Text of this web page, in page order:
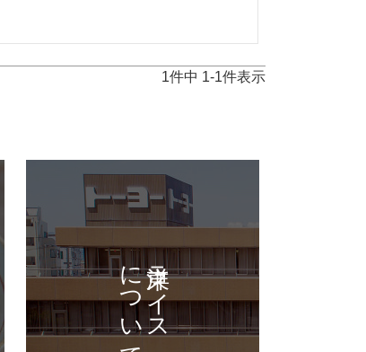
1件中 1-1件表示
東洋ライス
について